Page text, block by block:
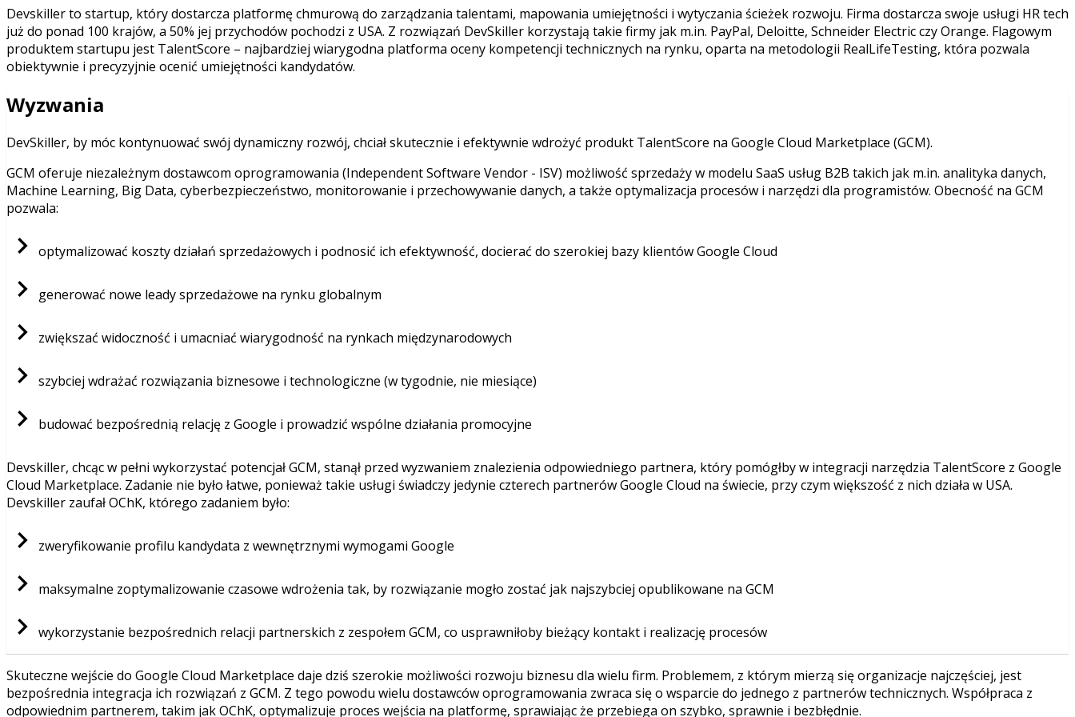
Devskiller to startup, który dostarcza platformę chmurową do zarządzania talentami, mapowania umiejętności i wytyczania ścieżek rozwoju. Firma dostarcza swoje usługi HR tech
już do ponad 100 krajów, a 50% jej przychodów pochodzi z USA. Z rozwiązań DevSkiller korzystają takie firmy jak m.in. PayPal, Deloitte, Schneider Electric czy Orange. Flagowym
produktem startupu jest TalentScore – najbardziej wiarygodna platforma oceny kompetencji technicznych na rynku, oparta na metodologii RealLifeTesting, która pozwala
obiektywnie i precyzyjnie ocenić umiejętności kandydatów.
Wyzwania
DevSkiller, by móc kontynuować swój dynamiczny rozwój, chciał skutecznie i efektywnie wdrożyć produkt TalentScore na Google Cloud Marketplace (GCM).
GCM oferuje niezależnym dostawcom oprogramowania (Independent Software Vendor - ISV) możliwość sprzedaży w modelu SaaS usług B2B takich jak m.in. analityka danych,
Machine Learning, Big Data, cyberbezpieczeństwo, monitorowanie i przechowywanie danych, a także optymalizacja procesów i narzędzi dla programistów. Obecność na GCM
pozwala:
optymalizować koszty działań sprzedażowych i podnosić ich efektywność, docierać do szerokiej bazy klientów Google Cloud
generować nowe leady sprzedażowe na rynku globalnym
zwiększać widoczność i umacniać wiarygodność na rynkach międzynarodowych
szybciej wdrażać rozwiązania biznesowe i technologiczne (w tygodnie, nie miesiące)
budować bezpośrednią relację z Google i prowadzić wspólne działania promocyjne
Devskiller, chcąc w pełni wykorzystać potencjał GCM, stanął przed wyzwaniem znalezienia odpowiedniego partnera, który pomógłby w integracji narzędzia TalentScore z Google
Cloud Marketplace. Zadanie nie było łatwe, ponieważ takie usługi świadczy jedynie czterech partnerów Google Cloud na świecie, przy czym większość z nich działa w USA.
Devskiller zaufał OChK, którego zadaniem było:
zweryfikowanie profilu kandydata z wewnętrznymi wymogami Google
maksymalne zoptymalizowanie czasowe wdrożenia tak, by rozwiązanie mogło zostać jak najszybciej opublikowane na GCM
wykorzystanie bezpośrednich relacji partnerskich z zespołem GCM, co usprawniłoby bieżący kontakt i realizację procesów
Skuteczne wejście do Google Cloud Marketplace daje dziś szerokie możliwości rozwoju biznesu dla wielu firm. Problemem, z którym mierzą się organizacje najczęściej, jest
bezpośrednia integracja ich rozwiązań z GCM. Z tego powodu wielu dostawców oprogramowania zwraca się o wsparcie do jednego z partnerów technicznych. Współpraca z
odpowiednim partnerem, takim jak OChK, optymalizuje proces wejścia na platformę, sprawiając że przebiega on szybko, sprawnie i bezbłędnie.